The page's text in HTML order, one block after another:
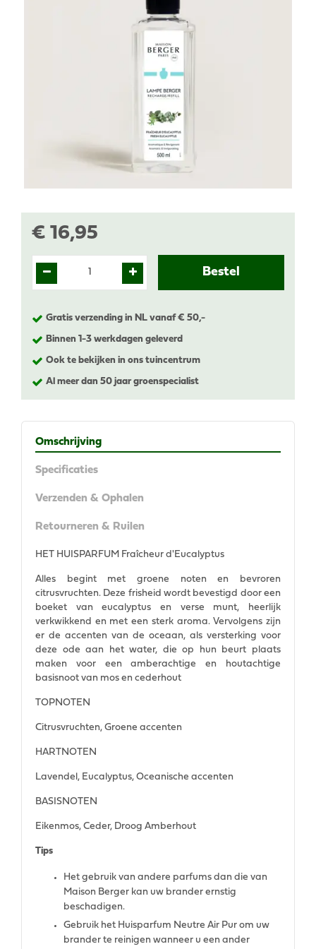
€ 16,95
Gratis verzending in NL vanaf € 50,-
Binnen 1-3 werkdagen geleverd
Ook te bekijken in ons tuincentrum
Al meer dan 50 jaar groenspecialist
Omschrijving
Specificaties
Verzenden & Ophalen
Retourneren & Ruilen
HET HUISPARFUM Fraîcheur d'Eucalyptus
Alles begint met groene noten en bevroren
citrusvruchten. Deze frisheid wordt bevestigd door een
boeket van eucalyptus en verse munt, heerlijk
verkwikkend en met een sterk aroma. Vervolgens zijn
er de accenten van de oceaan, als versterking voor
deze ode aan het water, die op hun beurt plaats
maken voor een amberachtige en houtachtige
basisnoot van mos en cederhout
TOPNOTEN
Citrusvruchten, Groene accenten
HARTNOTEN
Lavendel, Eucalyptus, Oceanische accenten
BASISNOTEN
Eikenmos, Ceder, Droog Amberhout
Tips
Het gebruik van andere parfums dan die van
Maison Berger kan uw brander ernstig
beschadigen.
Gebruik het Huisparfum Neutre Air Pur om uw
brander te reinigen wanneer u een ander